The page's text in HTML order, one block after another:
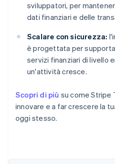
sviluppatori, per
dati finanziari e delle
Scalare con sicurezza:
è progettata per
servizi finanziari di livello
un'attività cresce.
Scopri di più su come Stripe
innovare e a far crescere la
oggi stesso.
Austria